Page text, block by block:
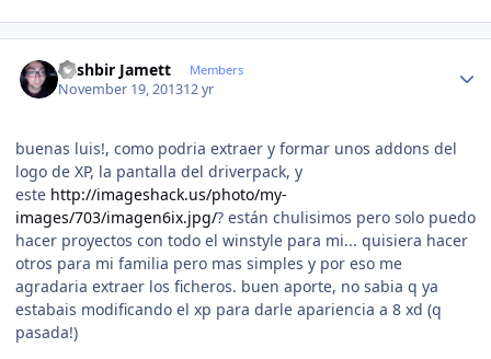
Kashbir Jamett Members
November 19, 201312 yr
buenas luis!, como podria extraer y formar unos addons del
logo de XP, la pantalla del driverpack, y
este http://imageshack.us/photo/my-
images/703/imagen6ix.jpg/? están chulisimos pero solo puedo
hacer proyectos con todo el winstyle para mi... quisiera hacer
otros para mi familia pero mas simples y por eso me
agradaria extraer los ficheros. buen aporte, no sabia q ya
estabais modificando el xp para darle apariencia a 8 xd (q
pasada!)